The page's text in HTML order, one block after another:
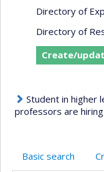
Directory of
Directory of
Create/
Student in higher
professors are
Basic search